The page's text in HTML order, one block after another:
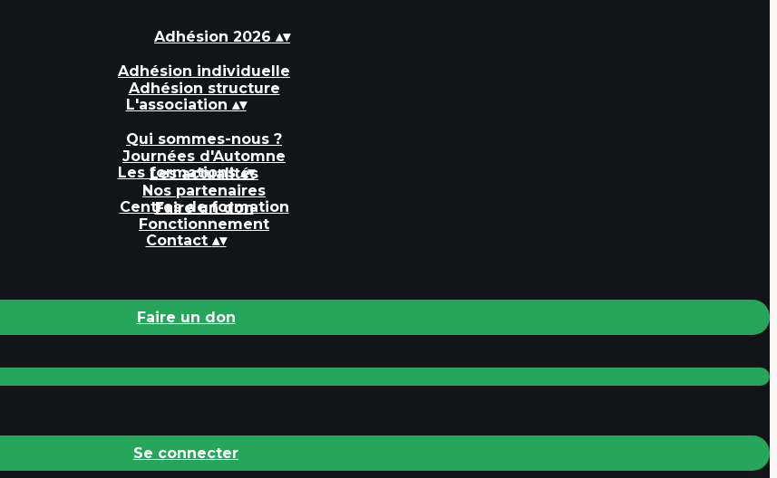
Adhésion 2026 ▴▾
Adhésion individuelle
Adhésion structure
L'association ▴▾
Qui sommes-nous ?
Journées d'Automne
Les actualités
Nos partenaires
Faire un don
Les formations▴▾
Centres de formation
Fonctionnement
Contact ▴▾
Faire un don
Se connecter